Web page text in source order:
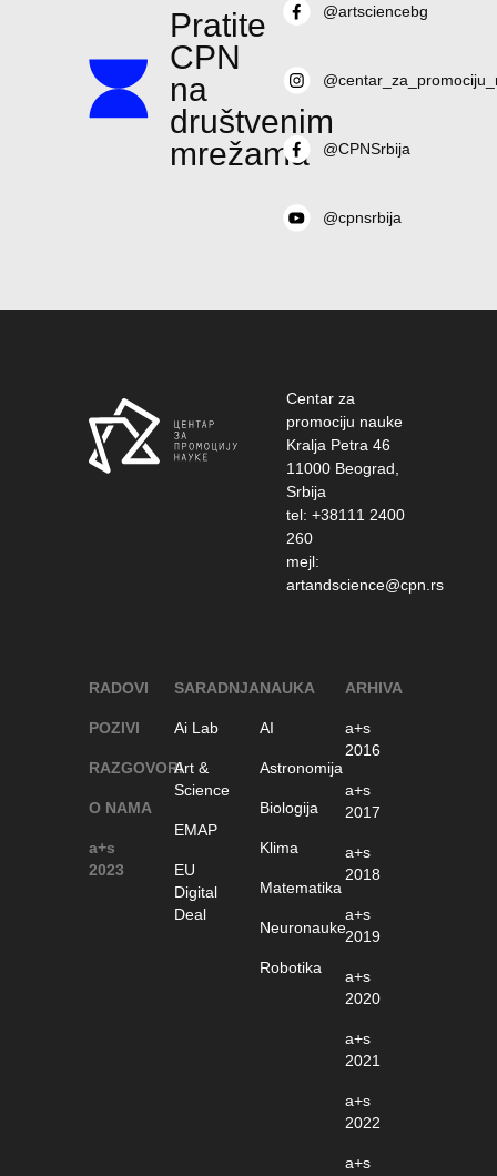
Pratite
CPN
na
društvenim
mrežama
@artsciencebg
@CPNSrbija
@cpnsrbija
Centar za
promociju nauke
Kralja Petra 46
11000 Beograd,
Srbija
tel: +38111 2400
260
mejl:
artandscience@cpn.rs
RADOVI
POZIVI
RAZGOVORI
O NAMA
a+s
2023
SARADNJA
Ai Lab
Art &
Science
EMAP
EU
Digital
Deal
NAUKA
AI
Astronomija
Biologija
Klima
Matematika
Neuronauke
Robotika
ARHIVA
a+s
2016
a+s
2017
a+s
2018
a+s
2019
a+s
2020
a+s
2021
a+s
2022
a+s